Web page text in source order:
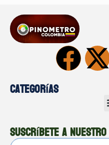
Categorías
Suscríbete a